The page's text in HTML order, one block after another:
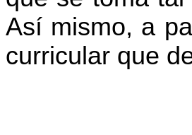
Así mismo, a
curricular que